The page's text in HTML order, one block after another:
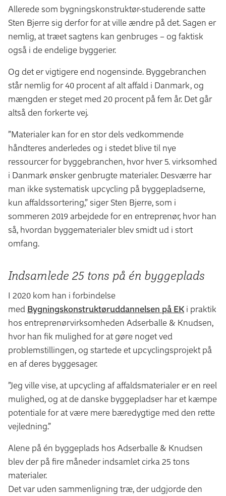
Allerede som bygningskonstruktør-studerende satte
Sten Bjerre sig derfor for at ville ændre på det. Sagen er
nemlig, at træet sagtens kan genbruges – og faktisk
også i de endelige byggerier.
Og det er vigtigere end nogensinde. Byggebranchen
står nemlig for 40 procent af alt affald i Danmark, og
mængden er steget med 20 procent på fem år. Det går
altså den forkerte vej.
”Materialer kan for en stor dels vedkommende
håndteres anderledes og i stedet blive til nye
ressourcer for byggebranchen, hvor hver 5. virksomhed
i Danmark ønsker genbrugte materialer. Desværre har
man ikke systematisk upcycling på byggepladserne,
kun affaldssortering,” siger Sten Bjerre, som i
sommeren 2019 arbejdede for en entreprenør, hvor han
så, hvordan byggematerialer blev smidt ud i stort
omfang.
Indsamlede 25 tons på én byggeplads
I 2020 kom han i forbindelse
med Bygningskonstruktøruddannelsen på EK i praktik
hos entreprenørvirksomheden Adserballe & Knudsen,
hvor han fik mulighed for at gøre noget ved
problemstillingen, og startede et upcyclingsprojekt på
en af deres byggesager.
”Jeg ville vise, at upcycling af affaldsmaterialer er en reel
mulighed, og at de danske byggepladser har et kæmpe
potentiale for at være mere bæredygtige med den rette
vejledning.”
Alene på én byggeplads hos Adserballe & Knudsen
blev der på fire måneder indsamlet cirka 25 tons
materialer.
Det var uden sammenligning træ, der udgjorde den